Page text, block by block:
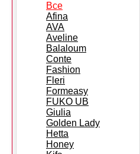
Все
Afina
AVA
Aveline
Balaloum
Conte
Fashion
Fleri
Formeasy
FUKO UB
Giulia
Golden Lady
Hetta
Honey